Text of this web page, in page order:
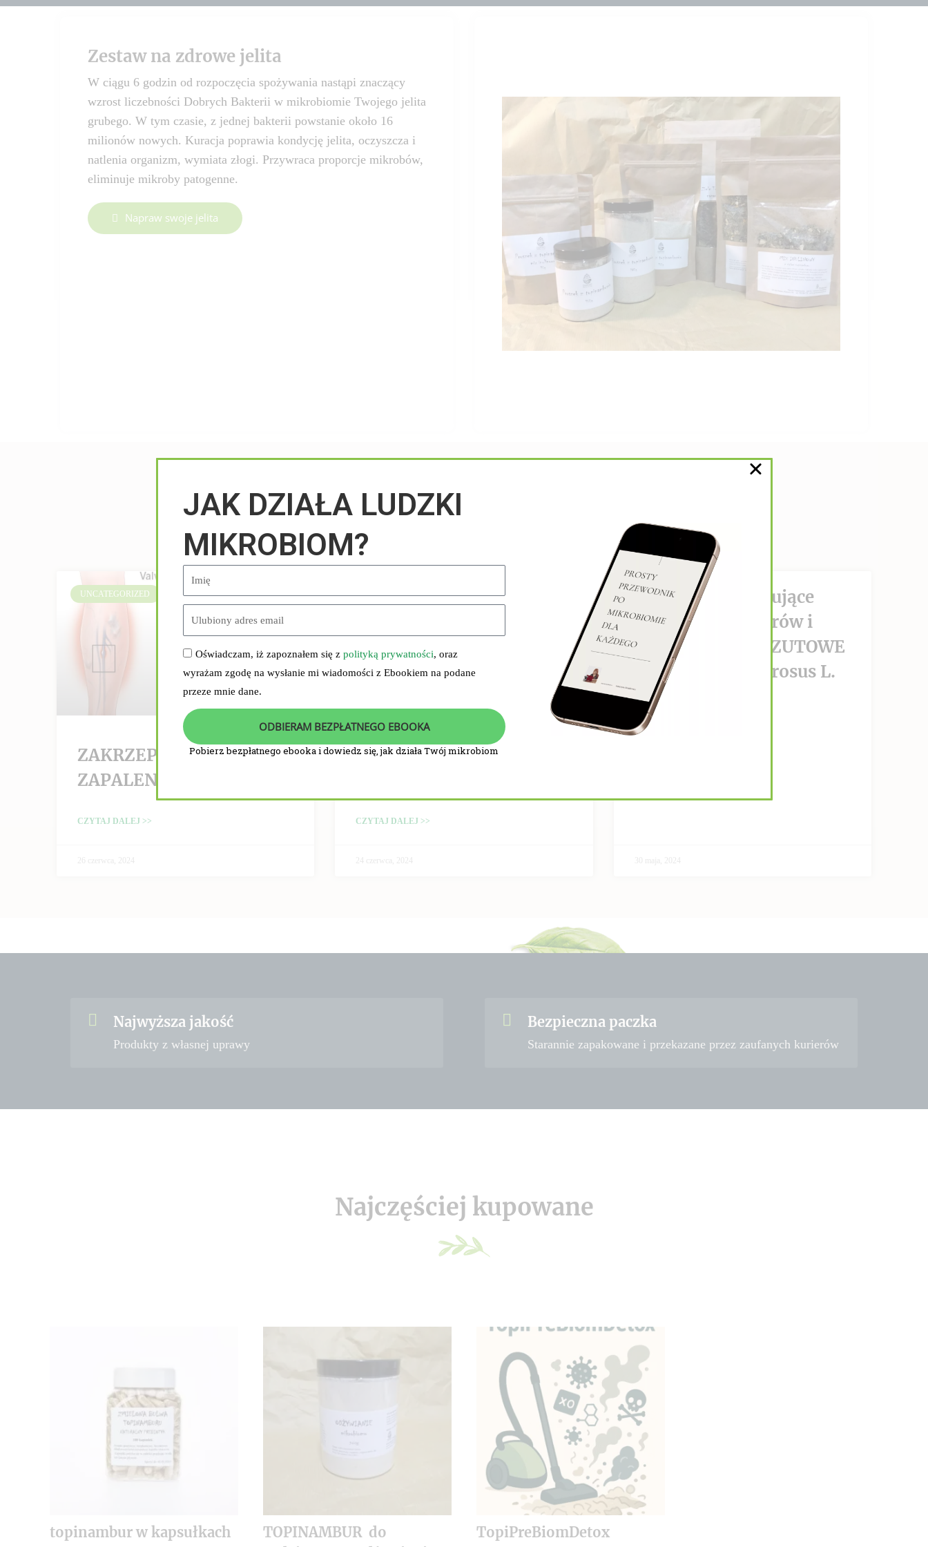
Zestaw na zdrowe jelita
W ciągu 6 godzin od rozpoczęcia spożywania nastąpi znaczący
wzrost liczebności Dobrych Bakterii w mikrobiomie Twojego jelita
grubego. W tym czasie, z jednej bakterii powstanie około 16
milionów nowych. Kuracja poprawia kondycję jelita, oczyszcza i
natlenia organizm, wymiata złogi. Przywraca proporcje mikrobów,
eliminuje mikroby patogenne.
Napraw swoje jelita
UNCATEGORIZED
ZAKRZEPICA /
ZAPALENIE ŻYŁ
CZYTAJ DALEJ >>
26 czerwca, 2024
UNCATEGORIZED
PRZEBIEG I WYNIKI
CZYTAJ DALEJ >>
24 czerwca, 2024
DZIAŁANIE hamujące
wzrost nowotworów i
PRZECIWPRZERZUTOWE
Helianthus Tuberosus L.
CZYTAJ DALEJ >>
30 maja, 2024
Najwyższa jakość
Produkty z własnej uprawy
Bezpieczna paczka
Starannie zapakowane i przekazane przez zaufanych kurierów
Najczęściej kupowane
topinambur w kapsułkach
TOPINAMBUR do
TopiPreBiomDetox
JAK DZIAŁA LUDZKI
MIKROBIOM?
Oświadczam, iż zapoznałem się z polityką prywatności, oraz
wyrażam zgodę na wysłanie mi wiadomości z Ebookiem na podane
przeze mnie dane.
ODBIERAM BEZPŁATNEGO EBOOKA
Pobierz bezpłatnego ebooka i dowiedz się, jak działa Twój mikrobiom